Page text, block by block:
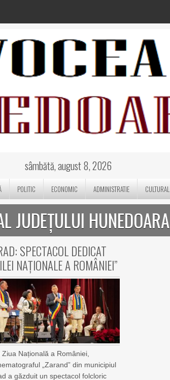
sâmbătă, august 8, 2026
POLITIC ECONOMIC ADMINISTRATIE CULTURAL
JUDEȚULUI HUNEDOARA
SPECTACOL DEDICAT
NAȚIONALE A ROMÂNIEI”
Ziua Națională a României,
„Zarand” din municipiul
a găzduit un spectacol folcloric